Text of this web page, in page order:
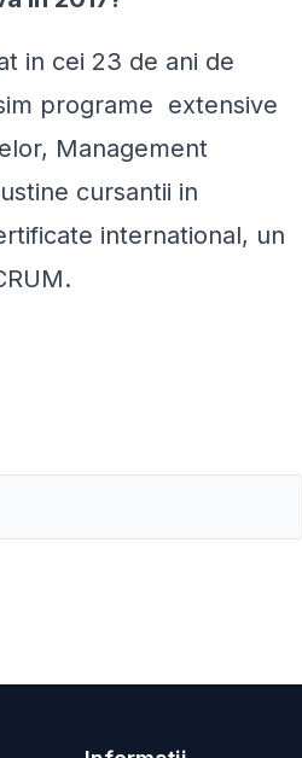
in cei 23 de ani de
programe extensive
Management
cursantii in
international, un